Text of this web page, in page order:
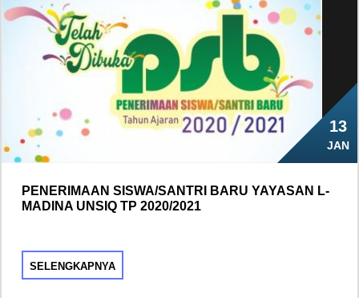
13
JAN
PENERIMAAN SISWA/SANTRI BARU YAYASAN L-
MADINA UNSIQ TP 2020/2021
SELENGKAPNYA